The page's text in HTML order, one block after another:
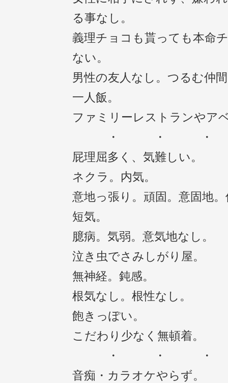
る事なし。
義理チョコも貰っても本命
ない。
男性の友人なし。つるむ仲
一人飯。
ファミリーレストランやア
・ ・
屁理屈多く、気難しい。
ネクラ。内気。
意地っ張り。頑固。意固地
短気。
臆病。気弱。意気地なし。
泣き虫でさみしがり屋。
無神経。鈍感。
根気なし。根性なし。
飽きっぽい。
こだわり少なく無頓着。
・ ・
音痴・カラオケやらず。